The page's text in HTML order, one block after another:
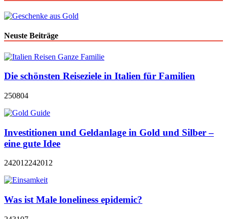
Neuste Beiträge
Die schönsten Reiseziele in Italien für Familien
250804
Investitionen und Geldanlage in Gold und Silber –
eine gute Idee
242012242012
Was ist Male loneliness epidemic?